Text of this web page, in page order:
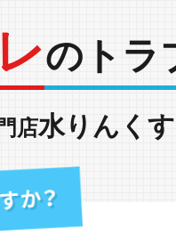
のトラ
店水りんくす